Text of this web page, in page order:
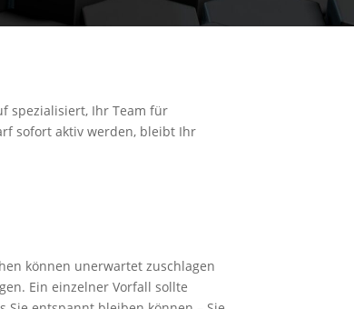
spezialisiert, Ihr Team für
sofort aktiv werden, bleibt Ihr
können unerwartet zuschlagen
Ein einzelner Vorfall sollte